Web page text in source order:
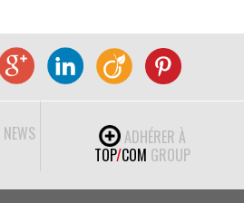
NEWS
ADHÉRER À
TOP/COM GROUP